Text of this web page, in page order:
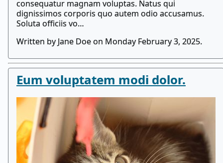
consequatur magnam voluptas. Natus qui
dignissimos corporis quo autem odio accusamus.
Soluta officiis vo…
Written by Jane Doe on Monday February 3, 2025.
Eum voluptatem modi dolor.